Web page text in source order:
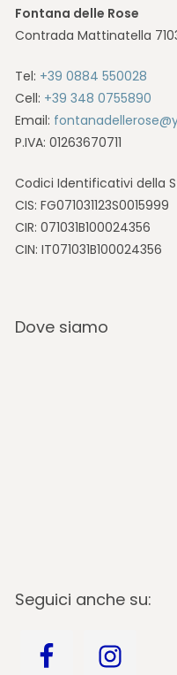
Fontana delle Rose
Contrada Mattinatella
Tel: +39 0884 550028
Cell: +39 348 0755890
Email:
P.IVA: 01263670711
Codici Identificativi della
CIS: FG071031123S0015999
CIR: 071031B100024356
CIN: IT071031B100024356
Dove siamo
Seguici anche su: